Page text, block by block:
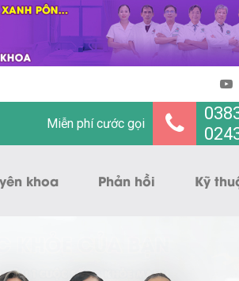
Miễn phí cước gọi
khoa Phản hồi Kỹ